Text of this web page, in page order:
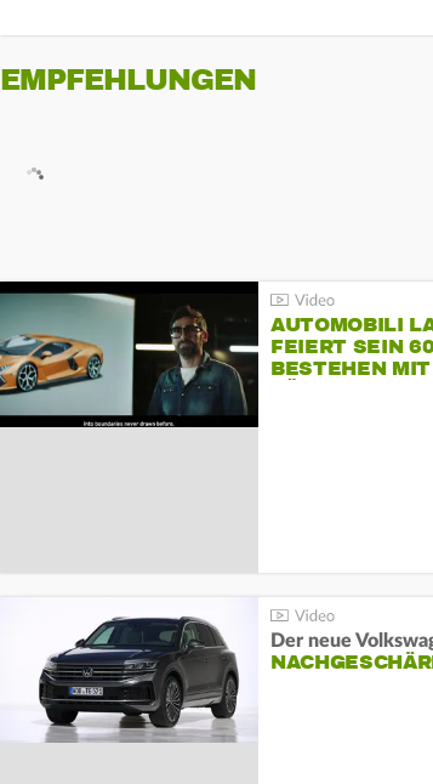
EMPFEHLUNGEN
AUTOMOBILI
FEIERT SEIN
BESTEHEN
Der neue